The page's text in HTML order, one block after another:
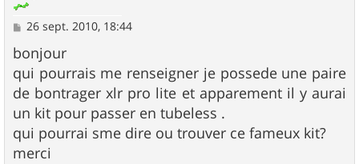
M
s
s
a
g
e
26 sept. 2010, 18:44
bonjour
qui pourrais me renseigner je possede une paire
de bontrager xlr pro lite et apparement il y aurai
un kit pour passer en tubeless .
qui pourrai sme dire ou trouver ce fameux kit?
merci